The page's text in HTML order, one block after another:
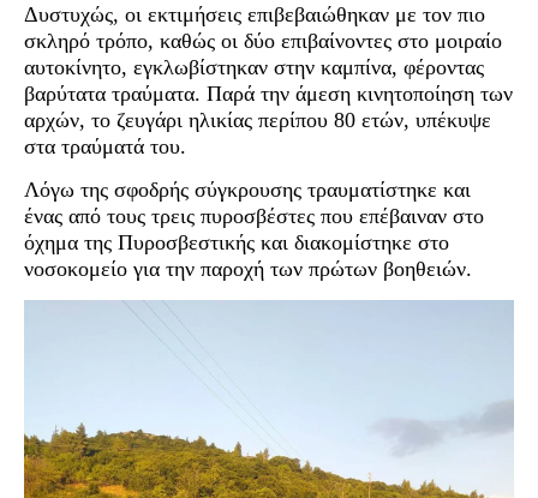
Δυστυχώς, οι εκτιμήσεις επιβεβαιώθηκαν με τον πιο
σκληρό τρόπο, καθώς οι δύο επιβαίνοντες στο μοιραίο
αυτοκίνητο, εγκλωβίστηκαν στην καμπίνα, φέροντας
βαρύτατα τραύματα. Παρά την άμεση κινητοποίηση των
αρχών, το ζευγάρι ηλικίας περίπου 80 ετών, υπέκυψε
στα τραύματά του.
Λόγω της σφοδρής σύγκρουσης τραυματίστηκε και
ένας από τους τρεις πυροσβέστες που επέβαιναν στο
όχημα της Πυροσβεστικής και διακομίστηκε στο
νοσοκομείο για την παροχή των πρώτων βοηθειών.